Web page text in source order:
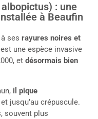
: une
à Beaufin
ses rayures noires et
est une espèce invasive
et désormais bien
il pique
jusqu’au crépuscule.
, souvent plus